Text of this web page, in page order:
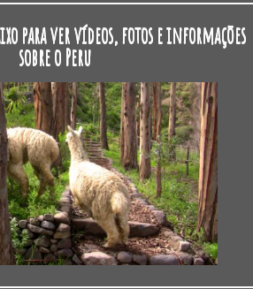
para ver vídeos, fotos e informações
sobre o Peru